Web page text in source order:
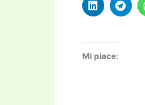
Mi piace: